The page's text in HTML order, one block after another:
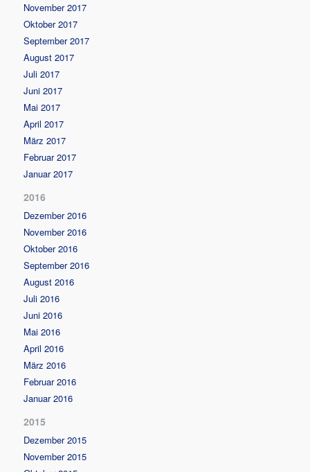
November 2017
Oktober 2017
September 2017
August 2017
Juli 2017
Juni 2017
Mai 2017
April 2017
März 2017
Februar 2017
Januar 2017
2016
Dezember 2016
November 2016
Oktober 2016
September 2016
August 2016
Juli 2016
Juni 2016
Mai 2016
April 2016
März 2016
Februar 2016
Januar 2016
2015
Dezember 2015
November 2015